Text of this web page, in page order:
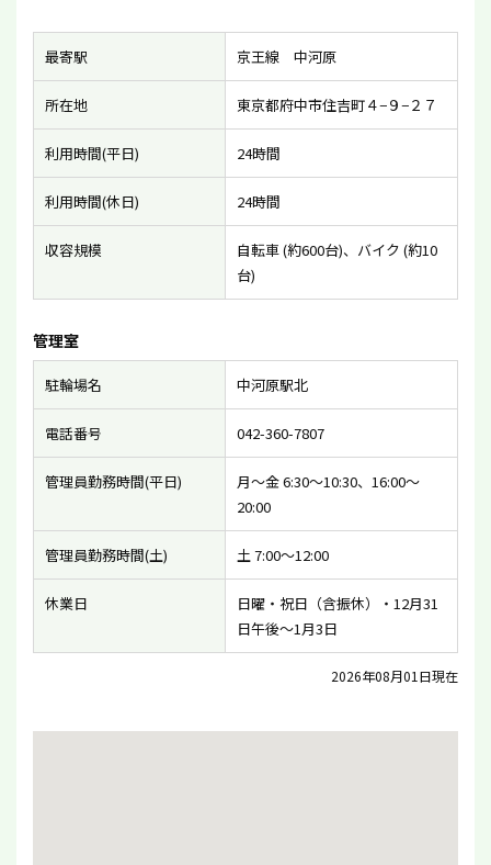
最寄駅 京王線 中河原
所在地 東京都府中市住吉町４−９−２７
利用時間(平日) 24時間
利用時間(休日) 24時間
収容規模
自転車 (約600台)、バイク (約10
台)
管理室
駐輪場名 中河原駅北
電話番号 042-360-7807
管理員勤務時間(平日)
月〜金 6:30〜10:30、16:00〜
20:00
管理員勤務時間(土) 土 7:00〜12:00
休業日
日曜・祝日（含振休）・12月31
日午後〜1月3日
2026年08月01日現在